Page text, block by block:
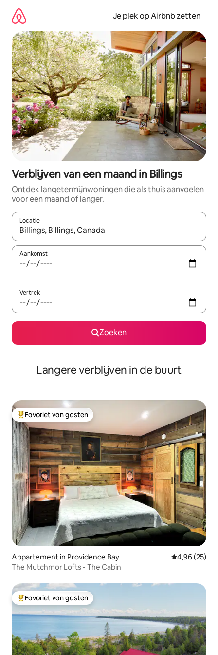
direct
naar
inhoud
Je plek op Airbnb zetten
Verblijven van een maand in Billings
Ontdek langetermijnwoningen die als thuis aanvoelen
voor een maand of langer.
Locatie
Wanneer er resultaten beschikbaar zijn, maak je een keuze
Aankomst
Vertrek
Zoeken
Langere verblijven in de buurt
Topfavoriet van gasten
Favoriet van gasten
Appartement in Providence Bay Gemiddelde
4,96 (25)
The Mutchmor Lofts - The Cabin
Topfavoriet van gasten
Favoriet van gasten